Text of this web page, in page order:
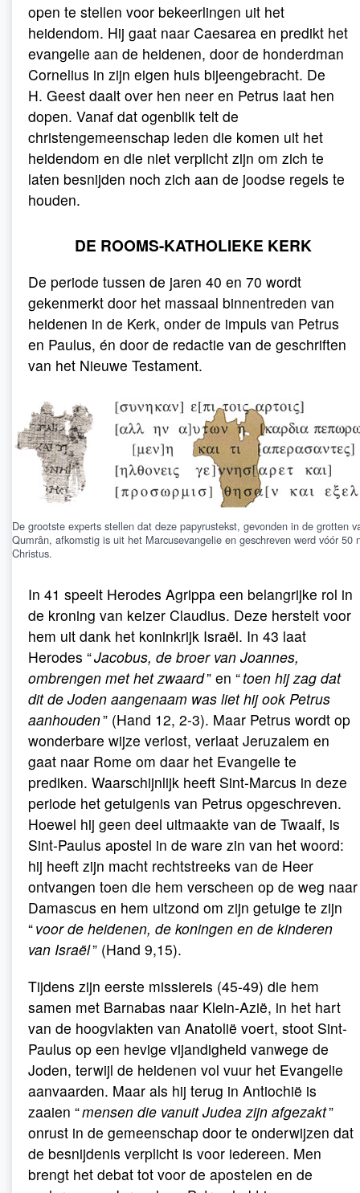
open te stellen voor bekeerlingen uit het
heidendom. Hij gaat naar Caesarea en predikt het
evangelie aan de heidenen, door de honderdman
Cornelius in zijn eigen huis bijeengebracht. De
H. Geest daalt over hen neer en Petrus laat hen
dopen. Vanaf dat ogenblik telt de
christengemeenschap leden die komen uit het
heidendom en die niet verplicht zijn om zich te
laten besnijden noch zich aan de joodse regels te
houden.
DE ROOMS-KATHOLIEKE KERK
De periode tussen de jaren 40 en 70 wordt
gekenmerkt door het massaal binnentreden van
heidenen in de Kerk, onder de impuls van Petrus
en Paulus, én door de redactie van de geschriften
van het Nieuwe Testament.
De grootste experts stellen dat deze papyrustekst, gevonden in de grotten
Qumrân, afkomstig is uit het Marcusevangelie en geschreven werd vóór 50
Christus.
In 41 speelt Herodes Agrippa een belangrijke rol in
de kroning van keizer Claudius. Deze herstelt voor
hem uit dank het koninkrijk Israël. In 43 laat
Herodes “Jacobus, de broer van Joannes,
ombrengen met het zwaard” en “toen hij zag dat
dit de Joden aangenaam was liet hij ook Petrus
aanhouden” (Hand 12, 2-3). Maar Petrus wordt op
wonderbare wijze verlost, verlaat Jeruzalem en
gaat naar Rome om daar het Evangelie te
prediken. Waarschijnlijk heeft Sint-Marcus in deze
periode het getuigenis van Petrus opgeschreven.
Hoewel hij geen deel uitmaakte van de Twaalf, is
Sint-Paulus apostel in de ware zin van het woord:
hij heeft zijn macht rechtstreeks van de Heer
ontvangen toen die hem verscheen op de weg naar
Damascus en hem uitzond om zijn getuige te zijn
“voor de heidenen, de koningen en de kinderen
van Israël” (Hand 9,15).
Tijdens zijn eerste missiereis (45-49) die hem
samen met Barnabas naar Klein-Azië, in het hart
van de hoogvlakten van Anatolië voert, stoot Sint-
Paulus op een hevige vijandigheid vanwege de
Joden, terwijl de heidenen vol vuur het Evangelie
aanvaarden. Maar als hij terug in Antiochië is
zaaien “mensen die vanuit Judea zijn afgezakt”
onrust in de gemeenschap door te onderwijzen dat
de besnijdenis verplicht is voor iedereen. Men
brengt het debat tot voor de apostelen en de